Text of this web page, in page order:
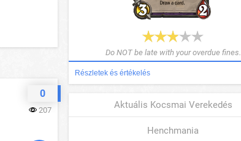
0
207
Do NOT be late with your overdue fines.
Részletek és értékelés
Aktuális Kocsmai Verekedés
Henchmania